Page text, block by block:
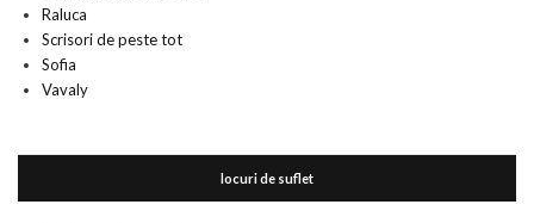
Raluca
Scrisori de peste tot
Sofia
Vavaly
locuri de suflet